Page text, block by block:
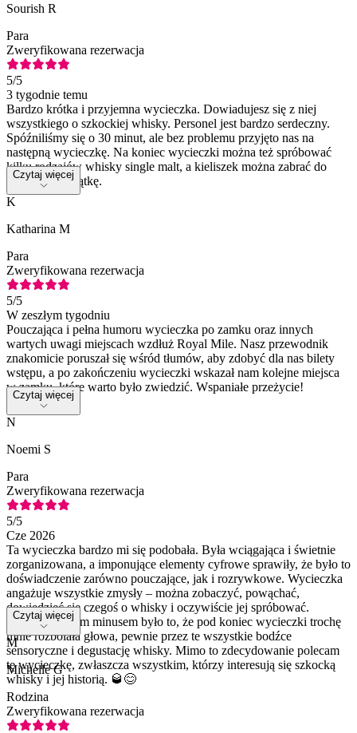
Sourish R
Para
Zweryfikowana rezerwacja
5/5
3 tygodnie temu
Bardzo krótka i przyjemna wycieczka. Dowiadujesz się z niej
wszystkiego o szkockiej whisky. Personel jest bardzo serdeczny.
Spóźniliśmy się o 30 minut, ale bez problemu przyjęto nas na
następną wycieczkę. Na koniec wycieczki można też spróbować
kilku rodzajów whisky single malt, a kieliszek można zabrać do
domu na pamiątkę.
Czytaj więcej
K
Katharina M
Para
Zweryfikowana rezerwacja
5/5
W zeszłym tygodniu
Pouczająca i pełna humoru wycieczka po zamku oraz innych
wartych uwagi miejscach wzdłuż Royal Mile. Nasz przewodnik
znakomicie poruszał się wśród tłumów, aby zdobyć dla nas bilety
wstępu, a po zakończeniu wycieczki wskazał nam kolejne miejsca
w zamku, które warto było zwiedzić. Wspaniałe przeżycie!
Czytaj więcej
N
Noemi S
Para
Zweryfikowana rezerwacja
5/5
Cze 2026
Ta wycieczka bardzo mi się podobała. Była wciągająca i świetnie
zorganizowana, a imponujące elementy cyfrowe sprawiły, że było to
doświadczenie zarówno pouczające, jak i rozrywkowe. Wycieczka
angażuje wszystkie zmysły – można zobaczyć, powąchać,
dowiedzieć się czegoś o whisky i oczywiście jej spróbować.
Jedynym małym minusem było to, że pod koniec wycieczki trochę
mnie rozbolała głowa, pewnie przez te wszystkie bodźce
sensoryczne i degustację whisky. Mimo to zdecydowanie polecam
tę wycieczkę, zwłaszcza wszystkim, którzy interesują się szkocką
whisky i jej historią. 🥃😊
Czytaj więcej
M
Michelle G
Rodzina
Zweryfikowana rezerwacja